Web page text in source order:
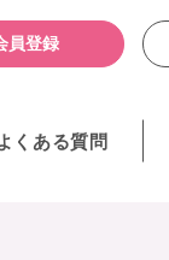
くある質問
員登録